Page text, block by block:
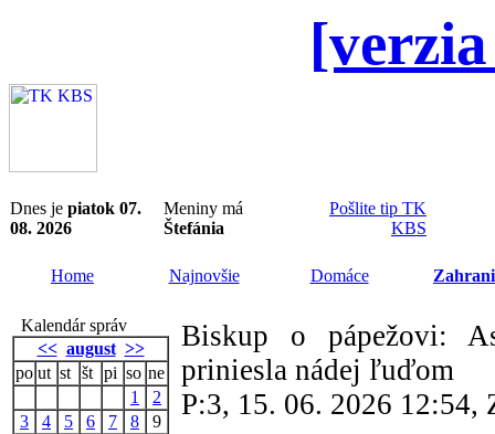
Dnes je piatok 07.
08. 2026
Meniny má
Štefánia
Pošlite tip TK
KBS
Home Najnovšie Domáce
Kalendár správ
<< august >>
po ut st št pi so ne
1
2
3
4 5 6 7 8
9
Biskup o pápežovi:
priniesla nádej ľuďom
P:3, 15. 06. 2026 12:54,